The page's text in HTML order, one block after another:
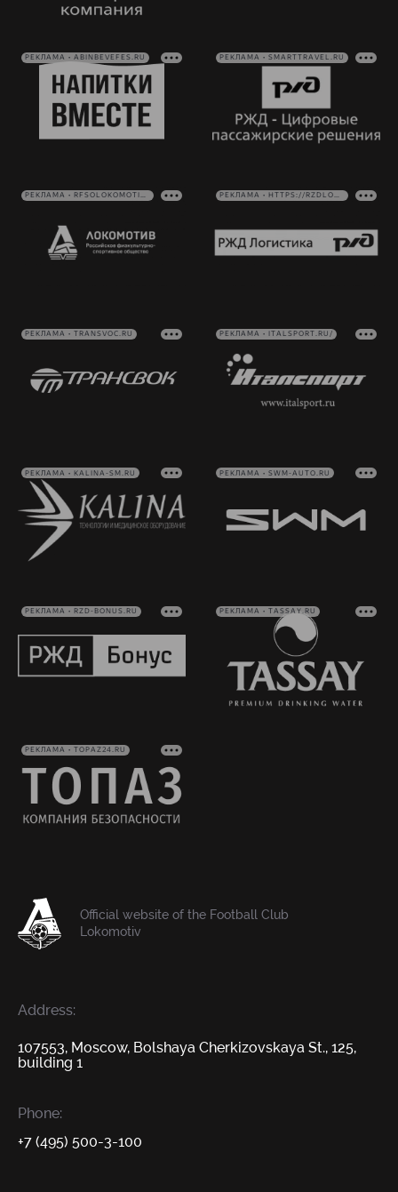
РЕКЛАМА • ABINBEVEFES.RU РЕКЛАМА • SMARTTRAVEL.RU
РЕКЛАМА • RFSOLOKOMOTIV.RU РЕКЛАМА • HTTPS://RZDLOG.RU/
РЕКЛАМА • TRANSVOC.RU РЕКЛАМА • ITALSPORT.RU/
РЕКЛАМА • KALINA-SM.RU РЕКЛАМА • SWM-AUTO.RU
РЕКЛАМА • RZD-BONUS.RU РЕКЛАМА • TASSAY.RU
РЕКЛАМА • TOPAZ24.RU
Official website of the Football Club
Lokomotiv
Address:
107553, Moscow, Bolshaya Cherkizovskaya St., 125,
building 1
Phone:
+7 (495) 500-3-100